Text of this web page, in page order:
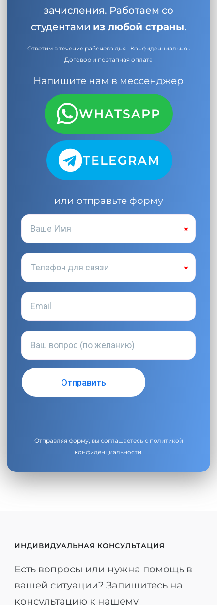
зачисления. Работаем со
студентами из любой страны.
Ответим в течение рабочего дня · Конфиденциально ·
Договор и поэтапная оплата
Напишите нам в мессенджер
WHATSAPP
TELEGRAM
или отправьте форму
Отправляя форму, вы соглашаетесь с политикой
конфиденциальности.
ИНДИВИДУАЛЬНАЯ КОНСУЛЬТАЦИЯ
Есть вопросы или нужна помощь в
вашей ситуации? Запишитесь на
консультацию к нашему